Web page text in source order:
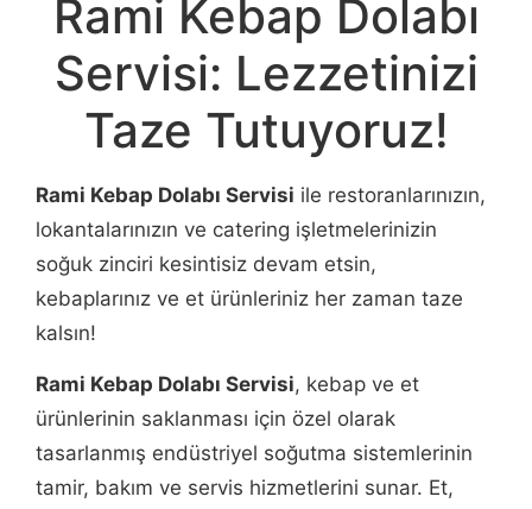
Rami Kebap Dolabı
Servisi: Lezzetinizi
Taze Tutuyoruz!
Rami Kebap Dolabı Servisi ile restoranlarınızın,
lokantalarınızın ve catering işletmelerinizin
soğuk zinciri kesintisiz devam etsin,
kebaplarınız ve et ürünleriniz her zaman taze
kalsın!
Rami Kebap Dolabı Servisi, kebap ve et
ürünlerinin saklanması için özel olarak
tasarlanmış endüstriyel soğutma sistemlerinin
tamir, bakım ve servis hizmetlerini sunar. Et,